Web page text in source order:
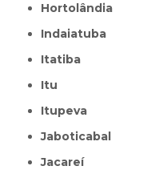
Hortolândia
Indaiatuba
Itatiba
Itu
Itupeva
Jaboticabal
Jacareí